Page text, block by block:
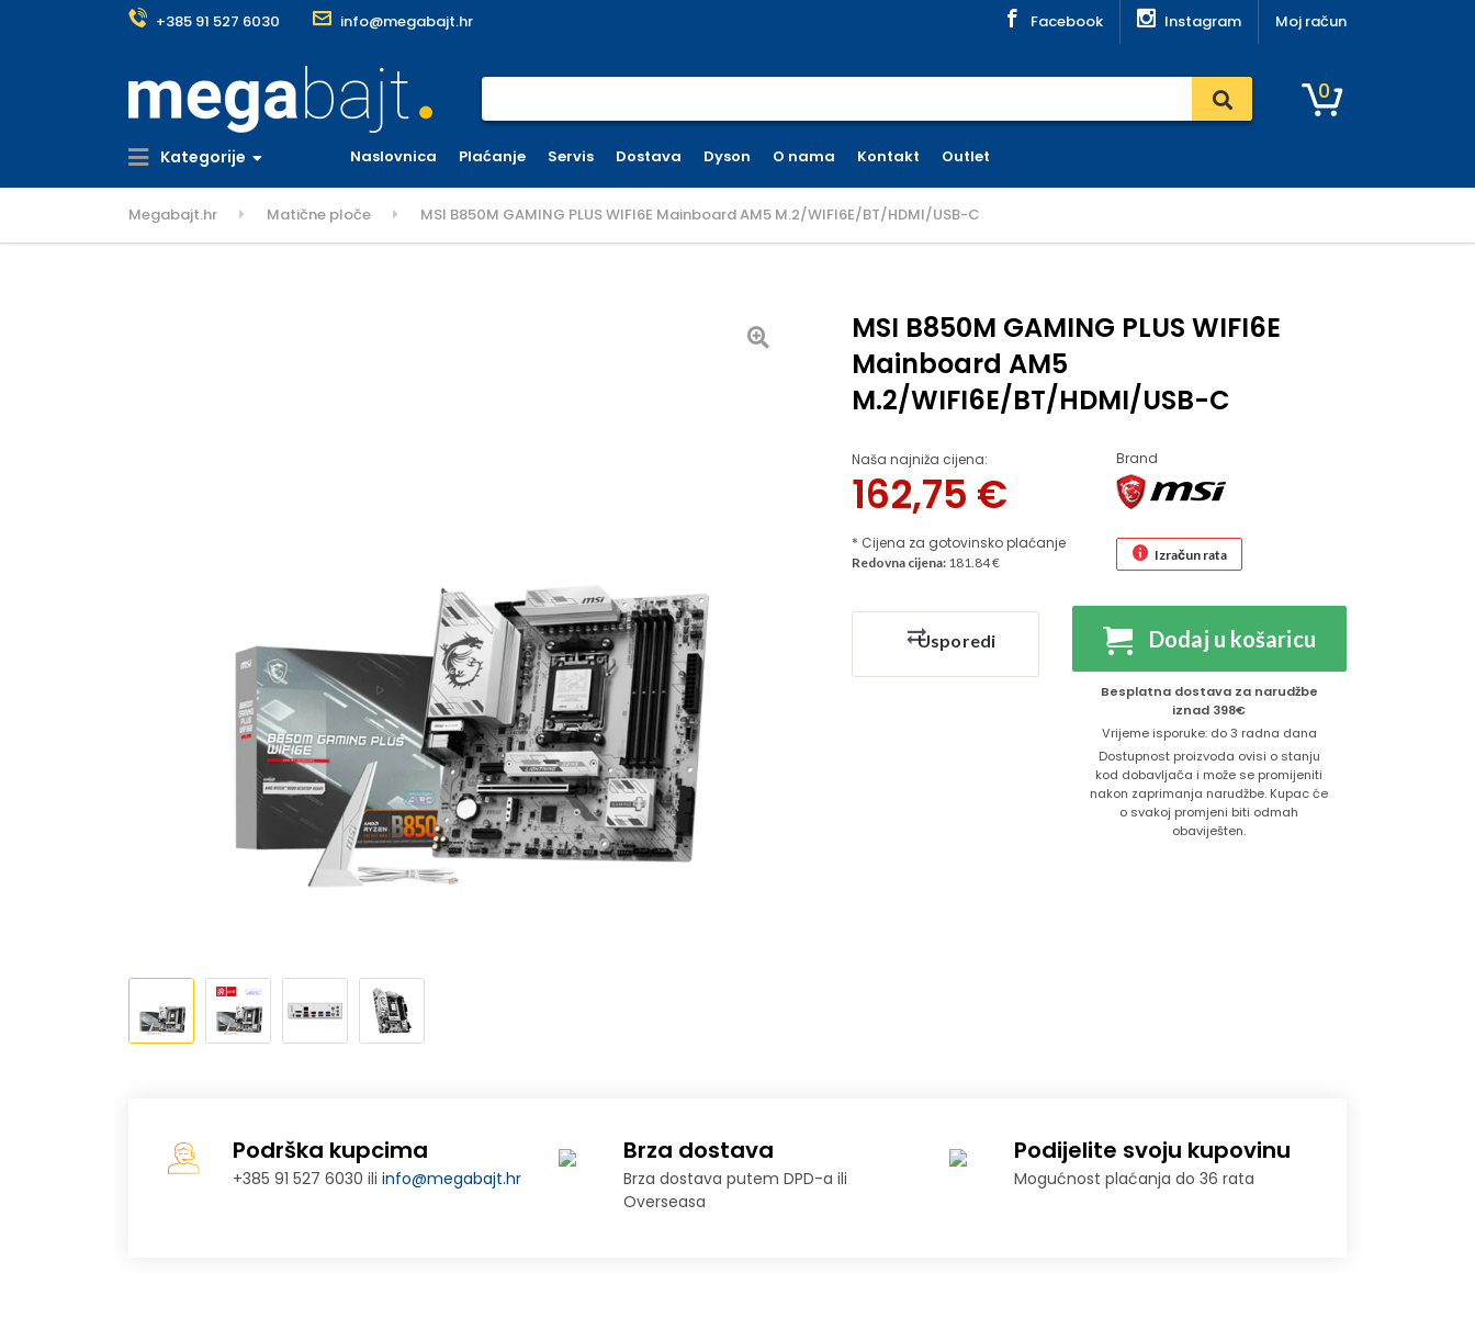
+385 91 527 6030 info@megabajt.hr Facebook Instagram Moj račun
0
Kategorije Naslovnica Plaćanje Servis Dostava Dyson O nama Kontakt Outlet
Megabajt.hr Matične ploče MSI B850M GAMING PLUS WIFI6E Mainboard AM5 M.2/WIFI6E/BT/HDMI/USB-C
MSI B850M GAMING PLUS WIFI6E
Mainboard AM5
M.2/WIFI6E/BT/HDMI/USB-C
Naša najniža cijena:
162,75 €
* Cijena za gotovinsko plaćanje
Brand
Redovna cijena: 181.84 € Izračun rata
Usporedi Dodaj u košaricu
Besplatna dostava za narudžbe
iznad 398€
Vrijeme isporuke: do 3 radna dana
Dostupnost proizvoda ovisi o stanju
kod dobavljača i može se promijeniti
nakon zaprimanja narudžbe. Kupac će
o svakoj promjeni biti odmah
obaviješten.
Podrška kupcima
+385 91 527 6030 iliinfo@megabajt.hr
Brza dostava
Brza dostava putem DPD-a ili
Overseasa
Podijelite svoju kupovinu
Mogućnost plaćanja do 36 rata